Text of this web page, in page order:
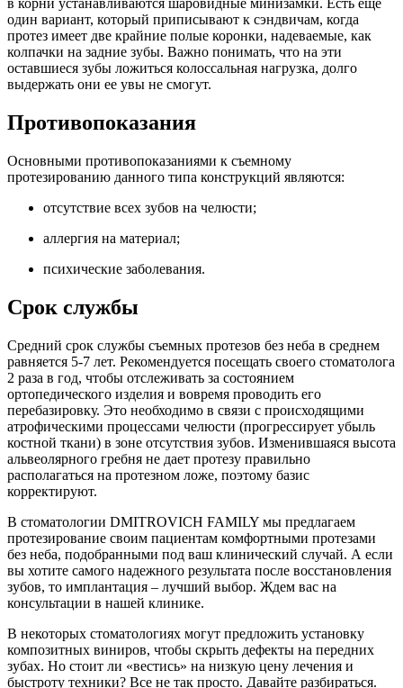
в корни устанавливаются шаровидные минизамки. Есть еще
один вариант, который приписывают к сэндвичам, когда
протез имеет две крайние полые коронки, надеваемые, как
колпачки на задние зубы. Важно понимать, что на эти
оставшиеся зубы ложиться колоссальная нагрузка, долго
выдержать они ее увы не смогут.
Противопоказания
Основными противопоказаниями к съемному
протезированию данного типа конструкций являются:
отсутствие всех зубов на челюсти;
аллергия на материал;
психические заболевания.
Срок службы
Средний срок службы съемных протезов без неба в среднем
равняется 5-7 лет. Рекомендуется посещать своего стоматолога
2 раза в год, чтобы отслеживать за состоянием
ортопедического изделия и вовремя проводить его
перебазировку. Это необходимо в связи с происходящими
атрофическими процессами челюсти (прогрессирует убыль
костной ткани) в зоне отсутствия зубов. Изменившаяся высота
альвеолярного гребня не дает протезу правильно
располагаться на протезном ложе, поэтому базис
корректируют.
В стоматологии DMITROVICH FAMILY мы предлагаем
протезирование своим пациентам комфортными протезами
без неба, подобранными под ваш клинический случай. А если
вы хотите самого надежного результата после восстановления
зубов, то имплантация – лучший выбор. Ждем вас на
консультации в нашей клинике.
В некоторых стоматологиях могут предложить установку
композитных виниров, чтобы скрыть дефекты на передних
зубах. Но стоит ли «вестись» на низкую цену лечения и
быстроту техники? Все не так просто. Давайте разбираться.